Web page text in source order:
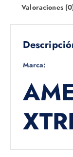
Valoraciones
Marca: